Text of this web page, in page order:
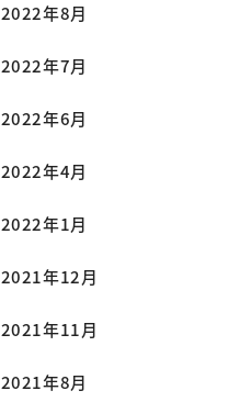
2022年8月
2022年7月
2022年6月
2022年4月
2022年1月
2021年12月
2021年11月
2021年8月